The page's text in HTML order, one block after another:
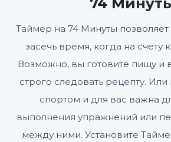
Таймер на 74 Минуты позволяет
засечь время, когда на счету
Возможно, вы готовите пищу и
строго следовать рецепту.
спортом и для вас важна
выполнения упражнений или
между ними. Установите
Старт Сбросить